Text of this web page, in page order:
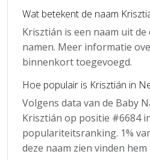
Wat betekent de naam
Krisztián is een naam uit
namen. Meer informatie
binnenkort toegevoegd.
Hoe populair is Krisztián in
Volgens data van de Baby
Krisztián op positie #6684
populariteitsranking. 1%
deze naam zien vinden hem